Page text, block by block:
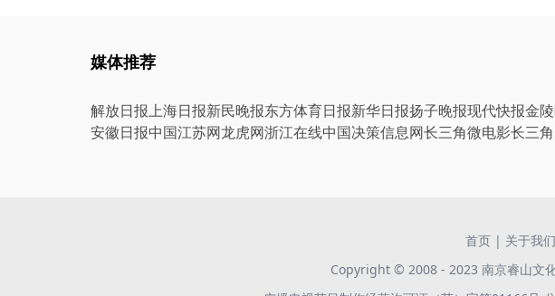
媒体推荐
解放日报上海日报新民晚报东方体育日报新华日报扬子晚报现代快报金
安徽日报中国江苏网龙虎网浙江在线中国决策信息网长三角微电影长三
首页 | 关于我们
Copyright © 2008 - 2023 南京睿山文